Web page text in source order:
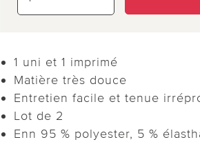
1 uni et 1 imprimé
Matière très douce
Entretien facile et tenue
Lot de 2
Enn 95 % polyester, 5 %